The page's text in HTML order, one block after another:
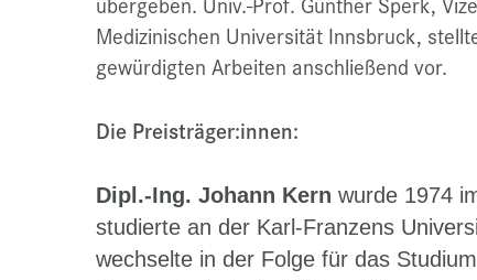
Medizinischen Universität Innsbruck,
gewürdigten Arbeiten anschließend vor.
Die Preisträger:innen:
Dipl.-Ing. Johann Kern wurde 1974
studierte an der Karl-Franzens
wechselte in der Folge für das